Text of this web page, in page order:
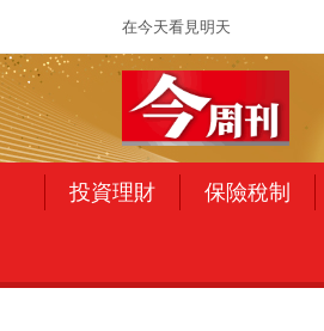
在今天看見明天
投資理財 保險稅制